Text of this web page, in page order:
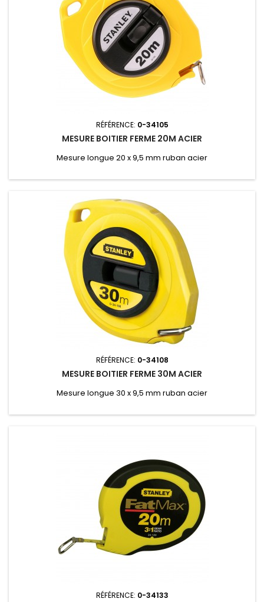
RÉFÉRENCE: 0-34105
MESURE BOITIER FERME 20M ACIER
Mesure longue 20 x 9,5 mm ruban acier
RÉFÉRENCE: 0-34108
MESURE BOITIER FERME 30M ACIER
Mesure longue 30 x 9,5 mm ruban acier
RÉFÉRENCE: 0-34133